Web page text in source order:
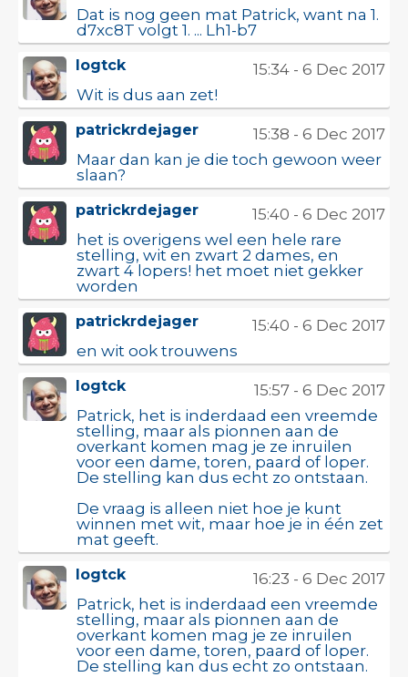
Dat is nog geen mat Patrick, want na 1.
d7xc8T volgt 1. ... Lh1-b7
logtck
15:34 - 6 Dec 2017
Wit is dus aan zet!
patrickrdejager
15:38 - 6 Dec 2017
Maar dan kan je die toch gewoon weer
slaan?
patrickrdejager
15:40 - 6 Dec 2017
het is overigens wel een hele rare
stelling, wit en zwart 2 dames, en
zwart 4 lopers! het moet niet gekker
worden
patrickrdejager
15:40 - 6 Dec 2017
en wit ook trouwens
logtck
15:57 - 6 Dec 2017
Patrick, het is inderdaad een vreemde
stelling, maar als pionnen aan de
overkant komen mag je ze inruilen
voor een dame, toren, paard of loper.
De stelling kan dus echt zo ontstaan.
De vraag is alleen niet hoe je kunt
winnen met wit, maar hoe je in één zet
mat geeft.
logtck
16:23 - 6 Dec 2017
Patrick, het is inderdaad een vreemde
stelling, maar als pionnen aan de
overkant komen mag je ze inruilen
voor een dame, toren, paard of loper.
De stelling kan dus echt zo ontstaan.